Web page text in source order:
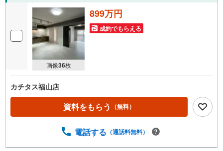
画像36枚
899万円
成約でもらえる
カチタス福山店
資料をもらう （無料）
電話する （通話料無料）